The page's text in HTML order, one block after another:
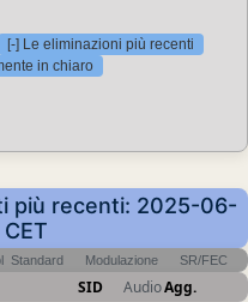
[-] Le eliminazioni più recenti
in chiaro
più recenti: 2025-06-
Standard Modulazione SR/FEC
SID AudioAgg.